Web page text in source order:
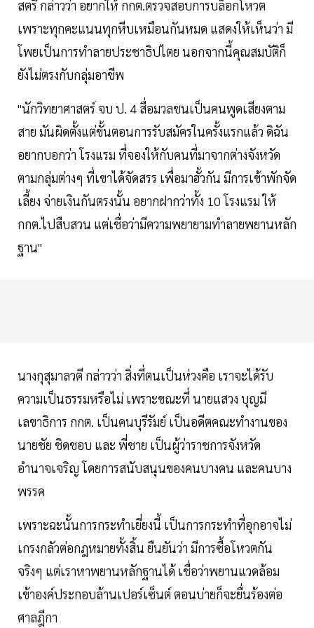
สตรี กล่าวว่า อยากให้ กกต.ตรวจสอบการบล็อกโหวต
เพราะทุกคะแนนทุกหีบเหมือนกันหมด แสดงให้เห็นว่า มี
โพยเป็นการทำลายประชาธิปไตย นอกจากนี้คุณสมบัติก็
ยังไม่ตรงกับกลุ่มอาชีพ
"นักวิทยาศาสตร์ จบ ป. 4 สื่อมวลชนเป็นคนพูดเสียงตาม
สาย มันผิดตั้งแต่ขั้นตอนการรับสมัครในครั้งแรกแล้ว ดิฉัน
อยากบอกว่า โรงแรม ที่จองให้กับคนที่มาจากต่างจังหวัด
ตามกลุ่มต่างๆ ที่เขาได้จัดสรร เพื่อมาฮั้วกัน มีการเข้าพักจัด
เลี้ยง จ่ายเงินกันตรงนั้น อยากฝากว่าทั้ง 10 โรงแรม ให้
กกต.ไปสืบสวน แต่เชื่อว่ามีความพยายามทำลายพยานหลัก
ฐาน"
นางกุสุมาลวตี กล่าวว่า สิ่งที่ตนเป็นห่วงคือ เราจะได้รับ
ความเป็นธรรมหรือไม่ เพราะขณะที่ นายแสวง บุญมี
เลขาธิการ กกต. เป็นคนบุรีรัมย์ เป็นอดีตคณะทำงานของ
นายชัย ชิดชอบ และ พี่ชาย เป็นผู้ว่าราชการจังหวัด
อำนาจเจริญ โดยการสนับสนุนของคนบางคน และคนบาง
พรรค
เพราะฉะนั้นการกระทำเยี่ยงนี้ เป็นการกระทำที่อุกอาจไม่
เกรงกลัวต่อกฎหมายทั้งสิ้น ยืนยันว่า มีการซื้อโหวตกัน
จริงๆ แต่เราหาพยานหลักฐานได้ เชื่อว่าพยานแวดล้อม
เข้าองค์ประกอบล้านเปอร์เซ็นต์ ตอนบ่ายก็จะยื่นร้องต่อ
ศาลฎีกา